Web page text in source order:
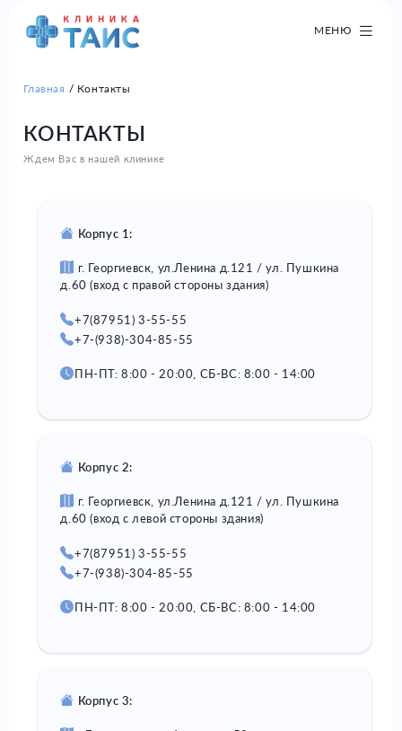
МЕНЮ
Главная Контакты
КОНТАКТЫ
Ждем Вас в нашей клинике
Корпус 1:
г. Георгиевск, ул.Ленина д.121 / ул. Пушкина
д.60(вход с правой стороны здания)
+7(87951) 3-55-55
+7-(938)-304-85-55
ПН-ПТ: 8:00 - 20:00, СБ-ВС: 8:00 - 14:00
Корпус 2:
г. Георгиевск, ул.Ленина д.121 / ул. Пушкина
д.60(вход с левой стороны здания)
+7(87951) 3-55-55
+7-(938)-304-85-55
ПН-ПТ: 8:00 - 20:00, СБ-ВС: 8:00 - 14:00
Корпус 3: